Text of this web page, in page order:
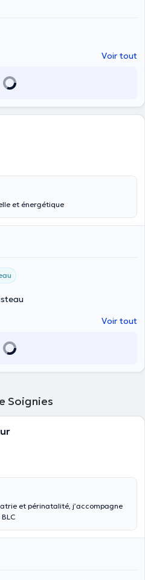
Voir tout
et énergétique
Voir tout
Soignies
et périnatalité, j’accompagne